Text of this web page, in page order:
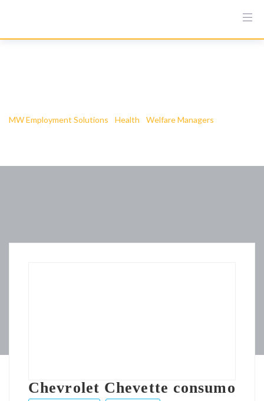
MW Employment Solutions Health Welfare Managers
Chevrolet Chevette consumo